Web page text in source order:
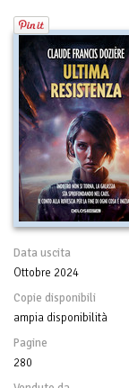
Data uscita
Ottobre 2024
Copie disponibili
ampia disponibilità
Pagine
280